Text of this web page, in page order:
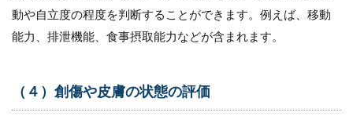
10.4
（３）
地域の
11
動や自立度の程度を判断することができます。例えば、移動
能力、排泄機能、食事摂取能力などが含まれます。
（４）創傷や皮膚の状態の評価